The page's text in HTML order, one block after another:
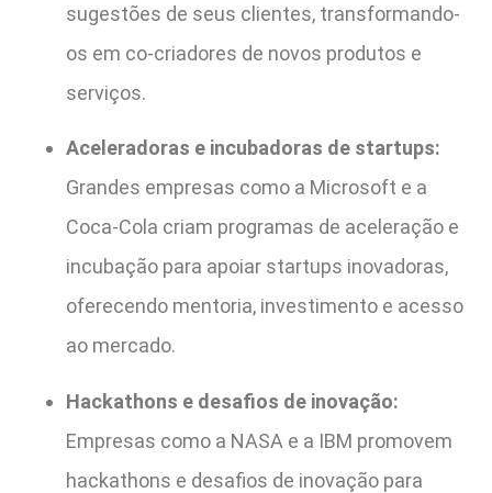
sugestões de seus clientes, transformando-
os em co-criadores de novos produtos e
serviços.
Aceleradoras e incubadoras de startups:
Grandes empresas como a Microsoft e a
Coca-Cola criam programas de aceleração e
incubação para apoiar startups inovadoras,
oferecendo mentoria, investimento e acesso
ao mercado.
Hackathons e desafios de inovação:
Empresas como a NASA e a IBM promovem
hackathons e desafios de inovação para